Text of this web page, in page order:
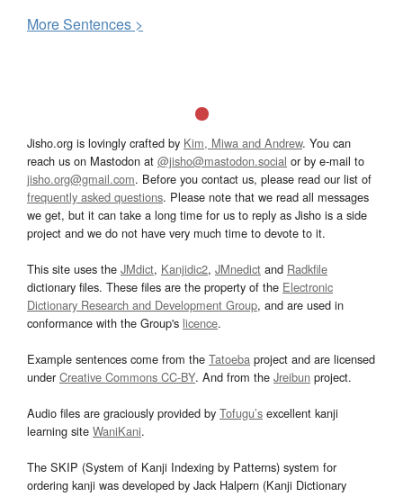
MoreSentences >
Jisho.org is lovingly crafted by Kim, Miwa and Andrew. You can
reach us on Mastodon at @jisho@mastodon.social or by e-mail to
jisho.org@gmail.com. Before you contact us, please read our list of
frequently asked questions. Please note that we read all messages
we get, but it can take a long time for us to reply as Jisho is a side
project and we do not have very much time to devote to it.
This site uses the JMdict, Kanjidic2, JMnedict and Radkfile
dictionary files. These files are the property of the Electronic
Dictionary Research and Development Group, and are used in
conformance with the Group's licence.
Example sentences come from the Tatoeba project and are licensed
underCreative Commons CC-BY. And from the Jreibun project.
Audio files are graciously provided by Tofugu’s excellent kanji
learning site WaniKani.
The SKIP (System of Kanji Indexing by Patterns) system for
ordering kanji was developed by Jack Halpern (Kanji Dictionary